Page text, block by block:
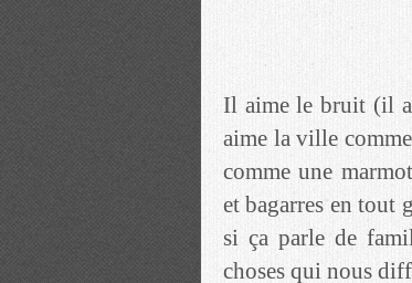
Il aime le bruit (il
aime la ville
comme une
et bagarres en tout
si ça parle de
choses qui nous